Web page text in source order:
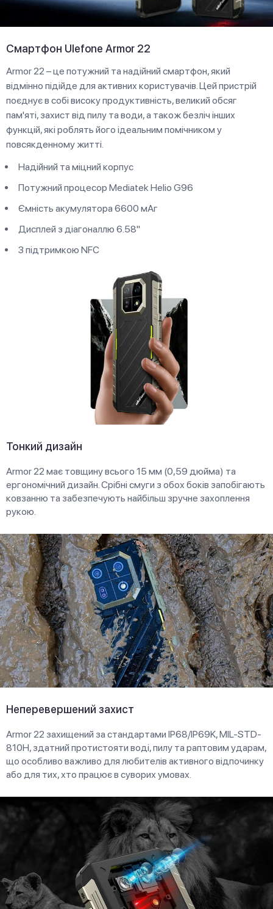
Смартфон Ulefone Armor 22
Armor 22 – це потужний та надійний смартфон, який
відмінно підійде для активних користувачів. Цей пристрій
поєднує в собі високу продуктивність, великий обсяг
пам'яті, захист від пилу та води, а також безліч інших
функцій, які роблять його ідеальним помічником у
повсякденному житті.
Надійний та міцний корпус
Потужний процесор Mediatek Helio G96
Ємність акумулятора 6600 мАг
Дисплей з діагоналлю 6.58"
З підтримкою NFC
Тонкий дизайн
Armor 22 має товщину всього 15 мм (0,59 дюйма) та
ергономічний дизайн. Срібні смуги з обох боків запобігають
ковзанню та забезпечують найбільш зручне захоплення
рукою.
Неперевершений захист
Armor 22 захищений за стандартами IP68/IP69K, MIL-STD-
810H, здатний протистояти воді, пилу та раптовим ударам,
що особливо важливо для любителів активного відпочинку
або для тих, хто працює в суворих умовах.